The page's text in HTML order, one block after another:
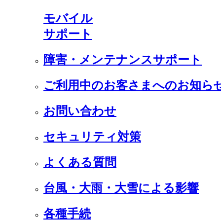
モバイル
サポート
障害・メンテナンスサポート
ご利用中のお客さまへのお知ら
お問い合わせ
セキュリティ対策
よくある質問
台風・大雨・大雪による影響
各種手続